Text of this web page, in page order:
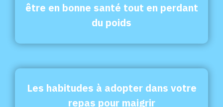
être en bonne santé tout en perdant
du poids
Les habitudes à adopter dans votre
repas pour maigrir